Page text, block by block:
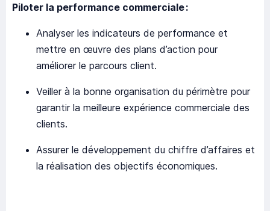
Piloter la performance commerciale :
Analyser les indicateurs de performance et
mettre en œuvre des plans d’action pour
améliorer le parcours client.
Veiller à la bonne organisation du périmètre pour
garantir la meilleure expérience commerciale des
clients.
Assurer le développement du chiffre d’affaires et
la réalisation des objectifs économiques.